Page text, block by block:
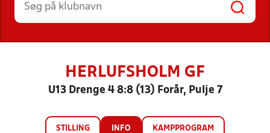
HERLUFSHOLM GF
U13 Drenge 4 8:8 (13) Forår, Pulje 7
STILLING INFO KAMPPROGRAM